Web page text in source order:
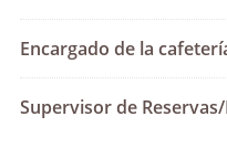
Encargado de la